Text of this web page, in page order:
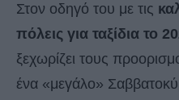
Στον οδηγό του με τις
πόλεις για ταξίδια το
ξεχωρίζει τους
ένα «μεγάλο»